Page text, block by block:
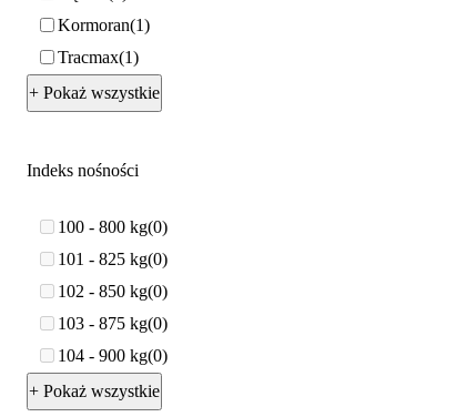
Kormoran 1
Tracmax 1
+ Pokaż wszystkie
Indeks nośności
100 - 800 kg 0
101 - 825 kg 0
102 - 850 kg 0
103 - 875 kg 0
104 - 900 kg 0
+ Pokaż wszystkie